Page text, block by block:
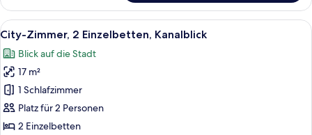
Dreibettzimmer,
3 Einzelbetten,
Kanalblick
Alle
Fotos
für
City-
Zimmer,
2 Einzelbetten,
Kanalblick
City-Zimmer, 2 Einzelbetten,
5
City-Zimmer, 2 Einzelbetten, Kanalblick
Blick auf die Stadt
17 m²
1 Schlafzimmer
Platz für 2 Personen
2 Einzelbetten